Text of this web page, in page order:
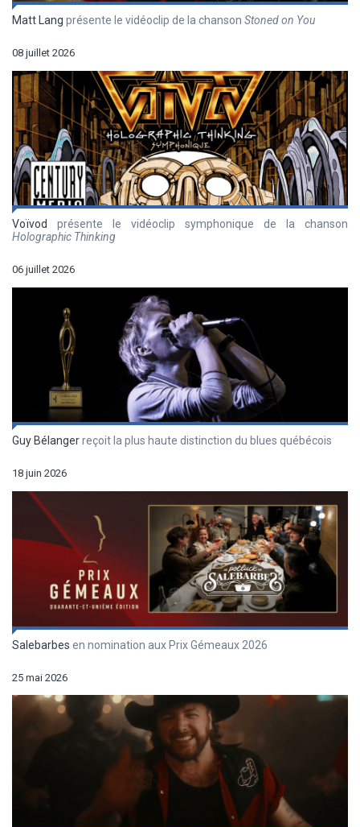
Matt Lang présente le vidéoclip de la chanson Stoned on You
08 juillet 2026
Voïvod
présente le vidéoclip symphonique de la chanson
Holographic Thinking
06 juillet 2026
Guy Bélangerreçoit la plus haute distinction du blues québécois
18 juin 2026
Salebarbes en nomination aux Prix Gémeaux 2026
25 mai 2026